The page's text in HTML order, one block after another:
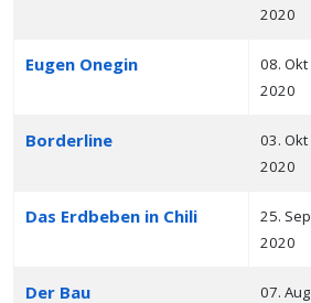
2020
Eugen Onegin
08. Okt
2020
Borderline
03. Okt
2020
Das Erdbeben in Chili
25. Sep
2020
Der Bau
07. Aug